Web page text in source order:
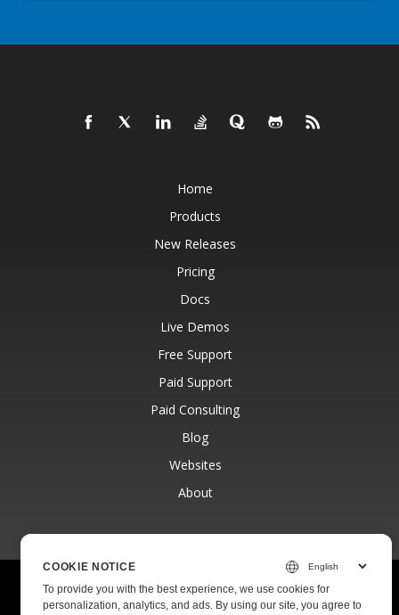
Home
Products
New Releases
Pricing
Docs
Live Demos
Free Support
Paid Support
Paid Consulting
Blog
Websites
About
Privacy Policy Terms of use Contact
COOKIE NOTICE
To provide you with the best experience, we use cookies for
personalization, analytics, and ads. By using our site, you agree to